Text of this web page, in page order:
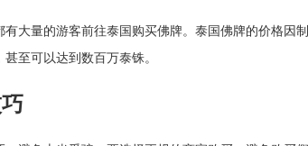
大量的游客前往泰国购买佛牌。泰国佛牌的价格因
至可以达到数百万泰铢。